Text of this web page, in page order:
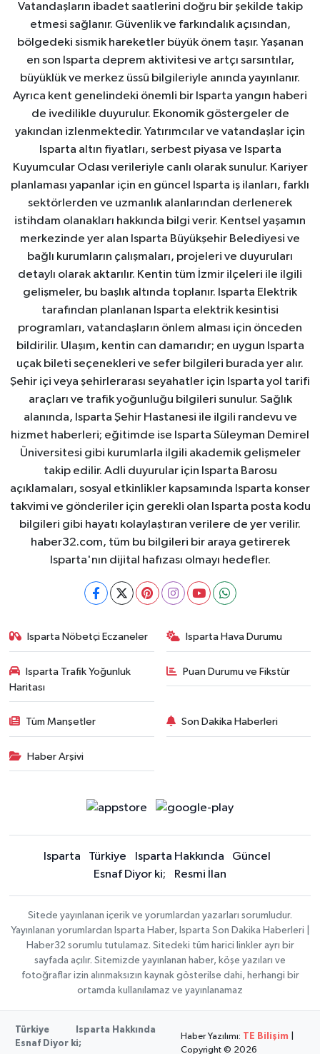
Vatandaşların ibadet saatlerini doğru bir şekilde takip
etmesi sağlanır. Güvenlik ve farkındalık açısından,
bölgedeki sismik hareketler büyük önem taşır. Yaşanan
en son Isparta deprem aktivitesi ve artçı sarsıntılar,
büyüklük ve merkez üssü bilgileriyle anında yayınlanır.
Ayrıca kent genelindeki önemli bir Isparta yangın haberi
de ivedilikle duyurulur. Ekonomik göstergeler de
yakından izlenmektedir. Yatırımcılar ve vatandaşlar için
Isparta altın fiyatları, serbest piyasa ve Isparta
Kuyumcular Odası verileriyle canlı olarak sunulur. Kariyer
planlaması yapanlar için en güncel Isparta iş ilanları, farklı
sektörlerden ve uzmanlık alanlarından derlenerek
istihdam olanakları hakkında bilgi verir. Kentsel yaşamın
merkezinde yer alan Isparta Büyükşehir Belediyesi ve
bağlı kurumların çalışmaları, projeleri ve duyuruları
detaylı olarak aktarılır. Kentin tüm İzmir ilçeleri ile ilgili
gelişmeler, bu başlık altında toplanır. Isparta Elektrik
tarafından planlanan Isparta elektrik kesintisi
programları, vatandaşların önlem alması için önceden
bildirilir. Ulaşım, kentin can damarıdır; en uygun Isparta
uçak bileti seçenekleri ve sefer bilgileri burada yer alır.
Şehir içi veya şehirlerarası seyahatler için Isparta yol tarifi
araçları ve trafik yoğunluğu bilgileri sunulur. Sağlık
alanında, Isparta Şehir Hastanesi ile ilgili randevu ve
hizmet haberleri; eğitimde ise Isparta Süleyman Demirel
Üniversitesi gibi kurumlarla ilgili akademik gelişmeler
takip edilir. Adli duyurular için Isparta Barosu
açıklamaları, sosyal etkinlikler kapsamında Isparta konser
takvimi ve gönderiler için gerekli olan Isparta posta kodu
bilgileri gibi hayatı kolaylaştıran verilere de yer verilir.
haber32.com, tüm bu bilgileri bir araya getirerek
Isparta'nın dijital hafızası olmayı hedefler.
Isparta Nöbetçi Eczaneler Isparta Hava Durumu
Isparta Trafik Yoğunluk
Haritası
Puan Durumu ve Fikstür
Tüm Manşetler Son Dakika Haberleri
Haber Arşivi
Isparta Türkiye Isparta Hakkında
Güncel
Esnaf Diyor ki;
Resmi İlan
Sitede yayınlanan içerik ve yorumlardan yazarları sorumludur.
Yayınlanan yorumlardan Isparta Haber, Isparta Son Dakika Haberleri |
Haber32 sorumlu tutulamaz. Sitedeki tüm harici linkler ayrı bir
sayfada açılır. Sitemizde yayınlanan haber, köşe yazıları ve
fotoğraflar izin alınmaksızın kaynak gösterilse dahi, herhangi bir
ortamda kullanılamaz ve yayınlanamaz
Türkiye
Isparta Hakkında
Esnaf Diyor ki;
Haber Yazılımı: TE Bilişim
Copyright © 2026